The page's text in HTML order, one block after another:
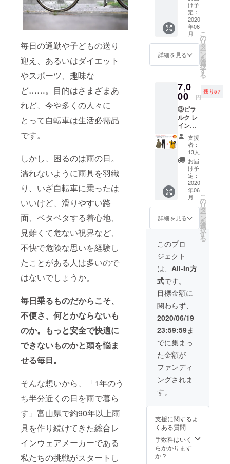
毎日の通勤や子どもの送り
迎え、あるいはダイエット
やスポーツ、趣味な
ど……。目的はさまざまあ
れど、今や多くの人々に
とって自転車は生活必需品
です。
しかし、困るのは雨の日。
濡れないように雨具を羽織
り、いざ自転車に乗ったは
いいけど、滑りやすい路
面、ベタベタする着心地、
見難くて危ない視界など、
不快で危険な思いを経験し
たことがある人は多いので
はないでしょうか。
毎日乗るものだからこそ、
不便さ、何とかならないも
のか。もっと安全で快適に
できないものかと頭を悩ま
せる毎日。
そんな想いから、「1年のう
ち半分近くの日を雨で暮ら
す」富山県で約90年以上雨
具を作り続けてきた総合レ
インウェアメーカーである
私たちの挑戦がスタートし
しでも改善
するための
方法を模索
し、研究を
重ねた結
果、この度
品の開発に
至りまし
OFF）
本アイ
テム
は、梅
雨に向
けた限
す。 プ
ロジェ
クト終
了後、
数日で
お届け
できる
ように
努めま
す。期
待して
お待ち
くださ
い！
／上下
セッ
ト）+
ピラル
ク 防水
バック
（ホワ
イト）
セット
70名様
限定】
20％OF
F！
8,760
円
→
7,000円
（1,760
円
OFF）
本アイ
テム
は、梅
雨に向
けた限
定セッ
す。 プ
ロジェ
クト終
了後、
数日で
お届け
できる
ように
努めま
す。期
待して
お待ち
くださ
い！
け予
定：
2020
年06
月
詳細を見る
こ
の
リ
タ
ー
ン
を
選
択
す
る
7,0
00 円
残り57
③ピラ
ルク レ
イン
シェイ
カー
（マッ
シュ
ルーム
／上下
セッ
ト）+
ピラル
ク 防水
バック
（イエ
ロー）
セット
【先着
70名様
限定】
20％OF
F！
8,760
円
→
7,000円
（1,760
円
OFF）
本アイ
テム
は、梅
雨に向
けた限
りま
ロジェ
クト終
了後、
数日で
お届け
支援
者：
13人
お届
け予
定：
2020
年06
月
詳細を見る
こ
の
リ
タ
ー
ン
を
選
択
す
る
このプロ
ジェクト
は、 All-In方
式です。
目標金額に
関わらず、
2020/06/19
23:59:59ま
でに集まっ
た金額が
ファンディ
ングされま
す。
支援に関するよ
くある質問
手数料はいく
らかかります
か？